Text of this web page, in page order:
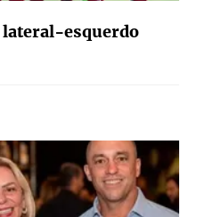
lateral-esquerdo